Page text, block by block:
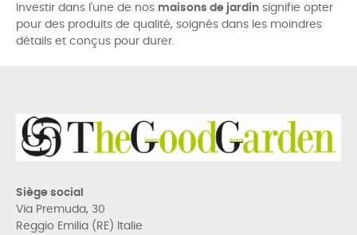
Investir dans l'une de nos maisons de jardin signifie opter
pour des produits de qualité, soignés dans les moindres
détails et conçus pour durer.
Siège social
Via Premuda, 30
Reggio Emilia (RE) Italie